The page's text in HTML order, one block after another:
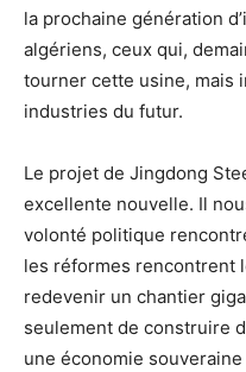
la prochaine génération
algériens, ceux qui,
tourner cette usine, mais
industries du futur.
Le projet de Jingdong
excellente nouvelle. Il
volonté politique
les réformes rencontrent
redevenir un chantier
seulement de construire
une économie